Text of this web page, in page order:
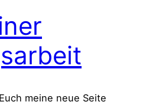
meine neue Seite